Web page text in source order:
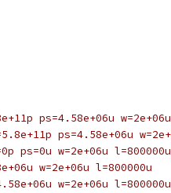
ps=4.58e+06u
ps=4.58e+06u
ps=0u w=2e+06u l=800000u
w=2e+06u l=800000u
w=2e+06u l=800000u